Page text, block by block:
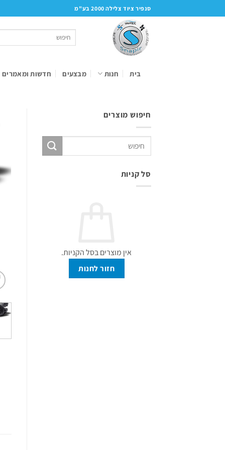
to
סנפיר ציוד צלילה 2000 בע"מ
בית חנות מבצעים חדשות ומאמרים
חיפוש מוצרים
עבור:
סל קניות
אין מוצרים בסל הקניות.
חזור לחנות